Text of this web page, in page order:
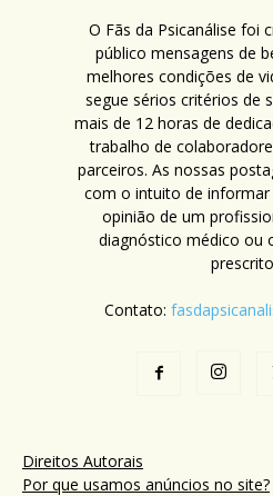
O Fãs da Psicanálise foi
público mensagens de
melhores condições de
segue sérios critérios de
mais de 12 horas de
trabalho de
parceiros. As nossas
com o intuito de
opinião de um
diagnóstico médico ou
Contato:
Direitos Autorais
Por que usamos anúncios no site?